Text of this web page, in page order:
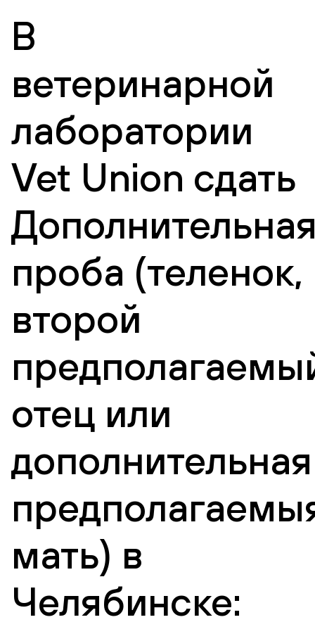
В
ветеринарной
лаборатории
Vet Union сдать
проба (теленок,
второй
отец или
дополнительная
мать) в
Челябинске: